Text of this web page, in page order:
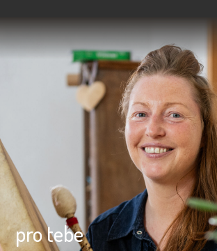
pro tebe